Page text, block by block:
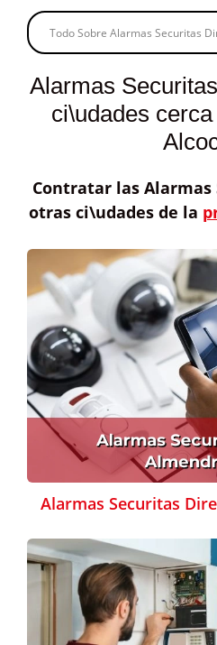
Alarmas
ci\udades
Contratar las Alarmas
otras ci\udades de la
Alarmas Securitas